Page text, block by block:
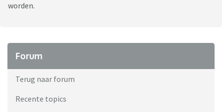
worden.
Forum
Terug naar forum
Recente topics